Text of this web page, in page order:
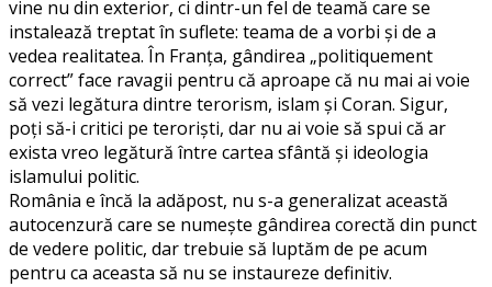
vine nu din exterior, ci dintr-un fel de teamă care se
instalează treptat în suflete: teama de a vorbi și de a
vedea realitatea. În Franța, gândirea „politiquement
correct” face ravagii pentru că aproape că nu mai ai voie
să vezi legătura dintre terorism, islam și Coran. Sigur,
poți să-i critici pe teroriști, dar nu ai voie să spui că ar
exista vreo legătură între cartea sfântă și ideologia
islamului politic.
România e încă la adăpost, nu s-a generalizat această
autocenzură care se numește gândirea corectă din punct
de vedere politic, dar trebuie să luptăm de pe acum
pentru ca aceasta să nu se instaureze definitiv.